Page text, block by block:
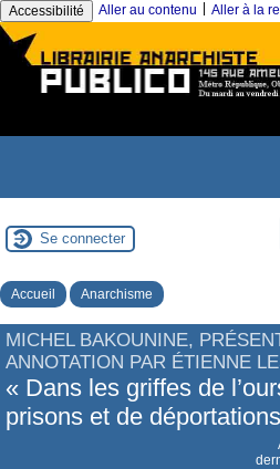
Accessibilité Aller au contenu Aller à la
Se connecter
Accueil Anarchisme
MICHEL BAKOUNINE,
ANNOTATION PAR ÉTIENNE
« Dans les griffes de
prisons et de